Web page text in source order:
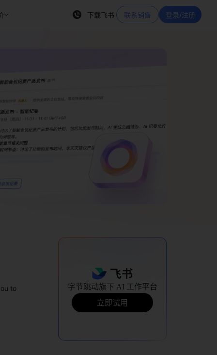
下载飞书 联系销售 登录/注册
to 字节跳动旗下 AI 工作平台
立即试用